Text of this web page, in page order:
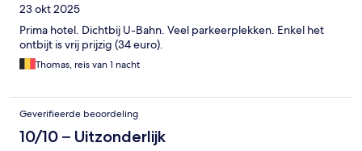
23 okt 2025
Prima hotel. Dichtbij U-Bahn. Veel parkeerplekken. Enkel het
ontbijt is vrij prijzig (34 euro).
Thomas, reis van 1 nacht
Geverifieerde beoordeling
10/10 – Uitzonderlijk